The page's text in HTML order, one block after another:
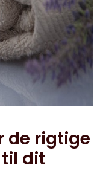
de rigtige
dit